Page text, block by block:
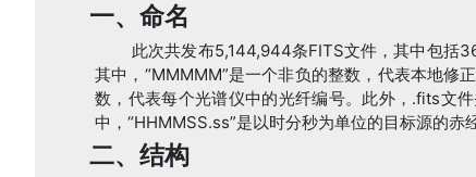
一、命名
此次共发布5,144,944条FITS文件，其中包括
其中，“MMMMM”是一个非负的整数，代表本地修
数，代表每个光谱仪中的光纤编号。此外，.fits文
中，“HHMMSS.ss”是以时分秒为单位的目标源的赤
二、结构